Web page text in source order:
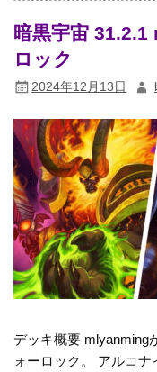
暗黒宇宙
ロック
2024年12月13日
デッキ概要 mlyanming
ォーロック。 アルコ